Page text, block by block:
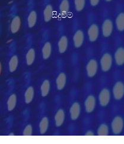
සිදුවීම්